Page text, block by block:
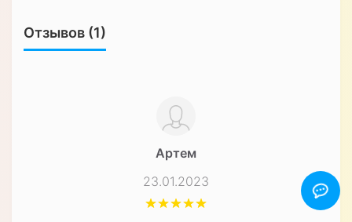
Отзывов (1)
Артем
23.01.2023